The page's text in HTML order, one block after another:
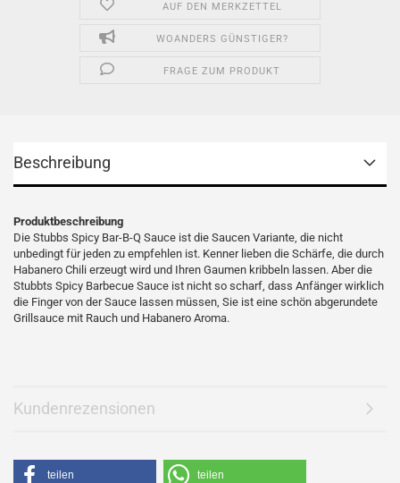
AUF DEN MERKZETTEL
WOANDERS GÜNSTIGER?
FRAGE ZUM PRODUKT
Beschreibung
Produktbeschreibung
Die Stubbs Spicy Bar-B-Q Sauce ist die Saucen Variante, die nicht
unbedingt für jeden zu empfehlen ist. Kenner lieben die Schärfe, die durch
Habanero Chili erzeugt wird und Ihren Gaumen kribbeln lassen. Aber die
Stubbts Spicy Barbecue Sauce ist nicht so scharf, dass Anfänger wirklich
die Finger von der Sauce lassen müssen, Sie ist eine schön abgerundete
Grillsauce mit Rauch und Habanero Aroma.
Kundenrezensionen
teilen teilen